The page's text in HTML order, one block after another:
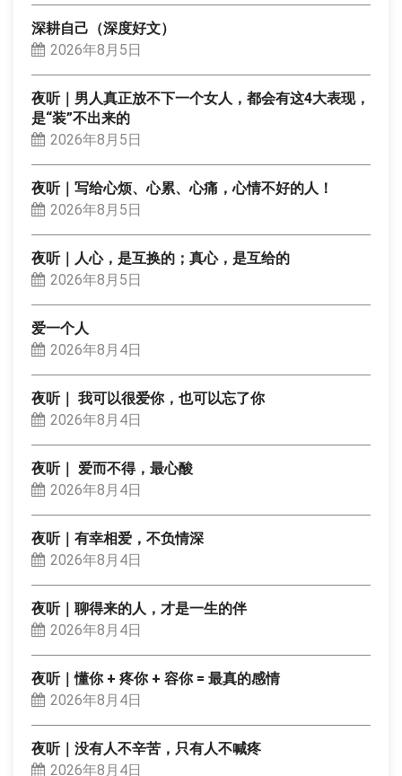
深耕自己（深度好文）
2026年8月5日
夜听｜男人真正放不下一个女人，都会有这4大表现，
是“装”不出来的
2026年8月5日
夜听｜写给心烦、心累、心痛，心情不好的人！
2026年8月5日
夜听｜人心，是互换的；真心，是互给的
2026年8月5日
爱一个人
2026年8月4日
夜听｜ 我可以很爱你，也可以忘了你
2026年8月4日
夜听｜ 爱而不得，最心酸
2026年8月4日
夜听｜有幸相爱，不负情深
2026年8月4日
夜听｜聊得来的人，才是一生的伴
2026年8月4日
夜听｜懂你 + 疼你 + 容你 = 最真的感情
2026年8月4日
夜听｜没有人不辛苦，只有人不喊疼
2026年8月4日